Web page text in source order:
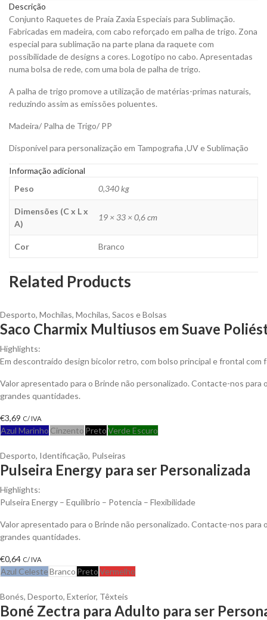
quantity
Descrição
Conjunto Raquetes de Praia Zaxia Especiais para Sublimação.
Fabricadas em madeira, com cabo reforçado em palha de trigo. Zona
especial para sublimação na parte plana da raquete com
possibilidade de designs a cores. Logotipo no cabo. Apresentadas
numa bolsa de rede, com uma bola de palha de trigo.
A palha de trigo promove a utilização de matérias-primas naturais,
reduzindo assim as emissões poluentes.
Madeira/ Palha de Trigo/ PP
Disponível para personalização em Tampografia ,UV e Sublimação
Informação adicional
Peso
0,340 kg
Dimensões (C x L x
A)
19 × 33 × 0,6 cm
Cor Branco
Related Products
Desporto, Mochilas, Mochilas, Sacos e Bolsas
Saco Charmix Multiusos em Suave
Highlights:
Em descontraído design bicolor retro, com bolso principal e frontal com
Valor apresentado para o Brinde não personalizado. Contacte-nos
grandes quantidades.
€3,69 C/ IVA
Azul Marinho Cinzento PretoVerde Escuro
Desporto, Identificação, Pulseiras
Pulseira Energy para ser Personalizada
Highlights:
Pulseira Energy – Equilíbrio – Potencia – Flexibilidade
Valor apresentado para o Brinde não personalizado. Contacte-nos
grandes quantidades.
€0,64 C/ IVA
Azul CelesteBranco PretoVermelho
Bonés, Desporto, Exterior, Têxteis
Boné Zectra para Adulto para ser